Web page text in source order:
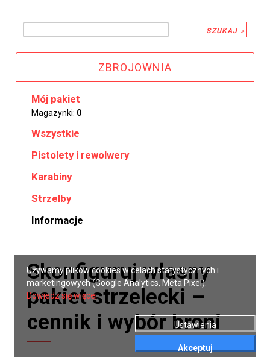
ZBROJOWNIA
Mój pakiet
Magazynki: 0
Wszystkie
Pistolety i rewolwery
Karabiny
Strzelby
Informacje
Skonfiguruj własny
pakiet strzelecki –
cennik i wybór broni
Używamy plików cookies w celach statystycznych i
marketingowych (Google Analytics, Meta Pixel).
Dowiedz się więcej.
Ustawienia
Akceptuj